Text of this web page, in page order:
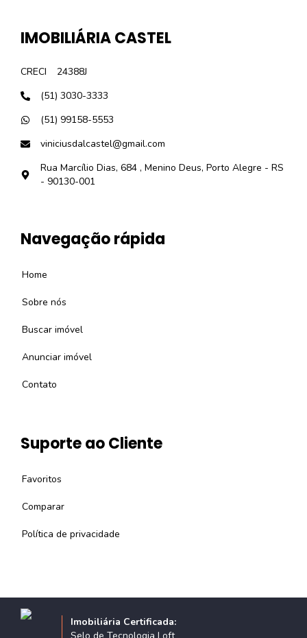
IMOBILIÁRIA CASTEL
CRECI
24388J
(51) 3030-3333
(51) 99158-5553
viniciusdalcastel@gmail.com
Rua Marcílio Dias, 684 , Menino Deus, Porto Alegre - RS
- 90130-001
Navegação rápida
Home
Sobre nós
Buscar imóvel
Anunciar imóvel
Contato
Suporte ao Cliente
Favoritos
Comparar
Política de privacidade
Imobiliária Certificada: